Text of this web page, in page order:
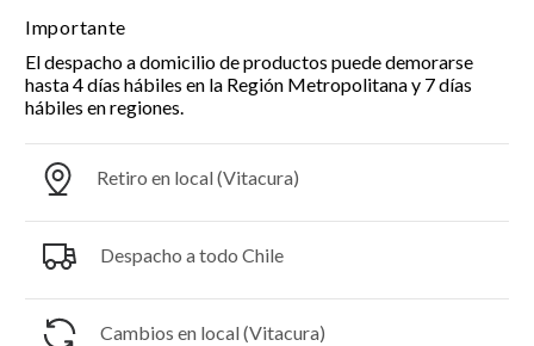
Importante
El despacho a domicilio de productos puede demorarse
hasta 4 días hábiles en la Región Metropolitana y 7 días
hábiles en regiones.
Retiro en local (Vitacura)
Despacho a todo Chile
Cambios en local (Vitacura)